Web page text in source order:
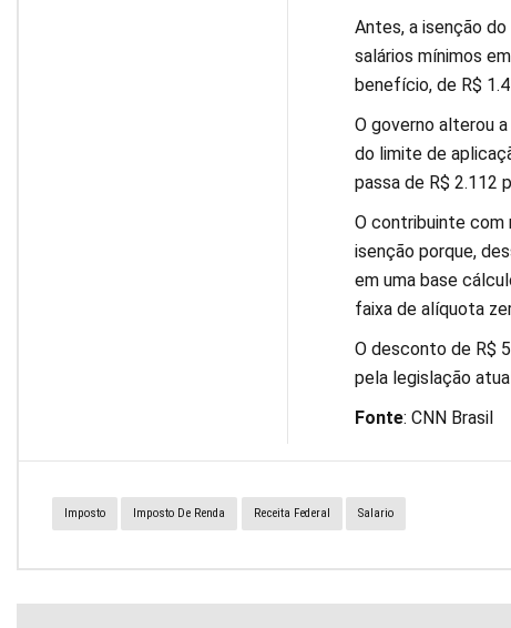
Antes, a isenção
salários mínimos
benefício, de R$
O governo alterou
do limite de
passa de R$ 2.112
O contribuinte com
isenção porque,
em uma base
faixa de alíquota
O desconto de R$
pela legislação
Fonte: CNN Brasil
Imposto Imposto De Renda Receita Federal Salario